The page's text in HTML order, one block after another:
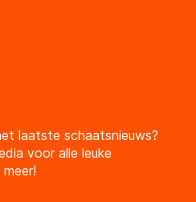
laatste schaatsnieuws?
voor alle leuke